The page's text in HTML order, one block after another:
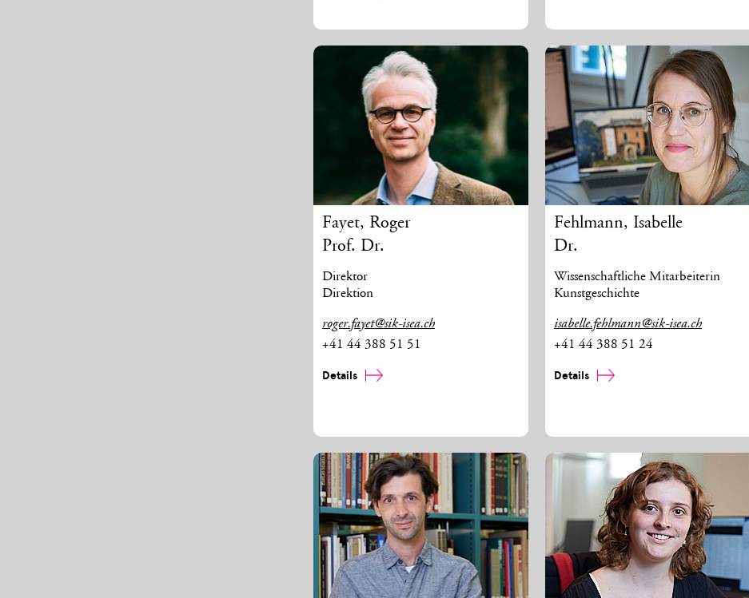
Fayet, Roger
Prof. Dr.
Direktor
Direktion
roger.fayet@sik-isea.ch
+41 44 388 51 51
Details
Fehlmann, Isabelle
Dr.
Wissenschaftliche Mitarbeiterin
Kunstgeschichte
isabelle.fehlmann@sik-isea.ch
+41 44 388 51 24
Details